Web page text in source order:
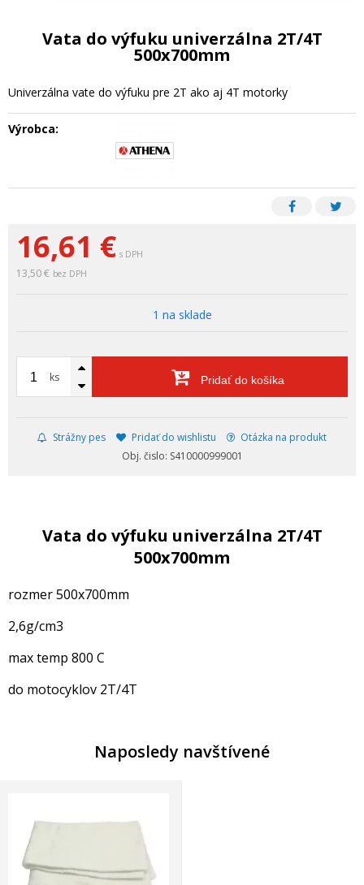
16,61 € s DPH
13,50 € bez DPH
1 na sklade
ks Pridať do košíka
Strážny pes Pridať do wishlistu
Otázka na produkt
Obj. čislo: S410000999001
Vata do výfuku univerzálna 2T/4T
500x700mm
Univerzálna vate do výfuku pre 2T ako aj 4T motorky
Výrobca:
Vata do výfuku univerzálna 2T/4T
500x700mm
rozmer 500x700mm
2,6g/cm3
max temp 800 C
do motocyklov 2T/4T
Naposledy navštívené